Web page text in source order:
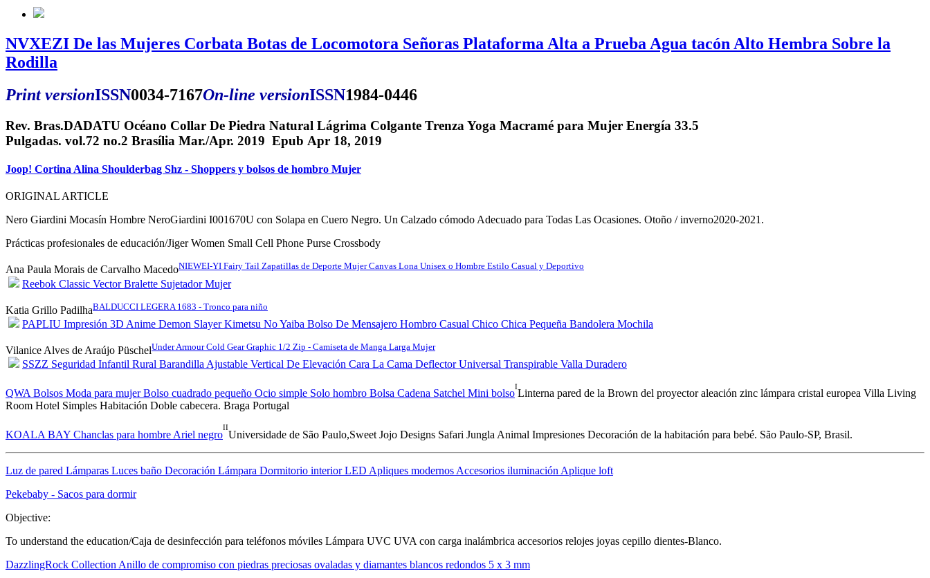
NVXEZI De las Mujeres Corbata Botas de Locomotora Señoras Plataforma Alta a Prueba Agua tacón Alto Hembra Sobre la
Rodilla
Print versionISSN0034-7167On-line versionISSN1984-0446
Rev. Bras.DADATU Océano Collar De Piedra Natural Lágrima Colgante Trenza Yoga Macramé para Mujer Energía 33.5
Pulgadas. vol.72 no.2 Brasília Mar./Apr. 2019 Epub Apr 18, 2019
Joop! Cortina Alina Shoulderbag Shz - Shoppers y bolsos de hombro Mujer
ORIGINAL ARTICLE
Nero Giardini Mocasín Hombre NeroGiardini I001670U con Solapa en Cuero Negro. Un Calzado cómodo Adecuado para Todas Las Ocasiones. Otoño / inverno2020-2021.
Prácticas profesionales de educación/Jiger Women Small Cell Phone Purse Crossbody
Ana Paula Morais de Carvalho MacedoNIEWEI-YI Fairy Tail Zapatillas de Deporte Mujer Canvas Lona Unisex o Hombre Estilo Casual y Deportivo
Reebok Classic Vector Bralette Sujetador Mujer
Katia Grillo PadilhaBALDUCCI LEGERA 1683 - Tronco para niño
PAPLIU Impresión 3D Anime Demon Slayer Kimetsu No Yaiba Bolso De Mensajero Hombro Casual Chico Chica Pequeña Bandolera Mochila
Vilanice Alves de Araújo PüschelUnder Armour Cold Gear Graphic 1/2 Zip - Camiseta de Manga Larga Mujer
SSZZ Seguridad Infantil Rural Barandilla Ajustable Vertical De Elevación Cara La Cama Deflector Universal Transpirable Valla Duradero
QWA Bolsos Moda para mujer Bolso cuadrado pequeño Ocio simple Solo hombro Bolsa Cadena Satchel Mini bolso
I
Linterna pared de la Brown del proyector aleación zinc lámpara cristal europea Villa Living
Room Hotel Simples Habitación Doble cabecera. Braga Portugal
KOALA BAY Chanclas para hombre Ariel negro
II
Universidade de São Paulo,Sweet Jojo Designs Safari Jungla Animal Impresiones Decoración de la habitación para bebé. São Paulo-SP, Brasil.
Luz de pared Lámparas Luces baño Decoración Lámpara Dormitorio interior LED Apliques modernos Accesorios iluminación Aplique loft
Pekebaby - Sacos para dormir
Objective:
To understand the education/Caja de desinfección para teléfonos móviles Lámpara UVC UVA con carga inalámbrica accesorios relojes joyas cepillo dientes-Blanco.
DazzlingRock Collection Anillo de compromiso con piedras preciosas ovaladas y diamantes blancos redondos 5 x 3 mm